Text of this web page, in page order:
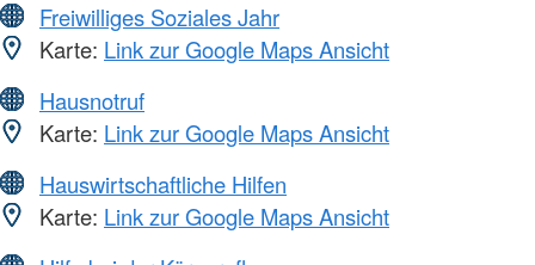
Freiwilliges Soziales Jahr
Karte: Link zur Google Maps Ansicht
Hausnotruf
Karte: Link zur Google Maps Ansicht
Hauswirtschaftliche Hilfen
Karte: Link zur Google Maps Ansicht